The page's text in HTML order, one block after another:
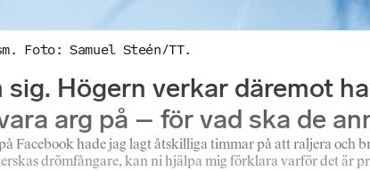
Foto: Samuel Steén/TT.
Högern verkar däremot
arg på – för vad ska de
hade jag lagt åtskilliga timmar på att raljera och
drömfångare, kan ni hjälpa mig förklara varför det